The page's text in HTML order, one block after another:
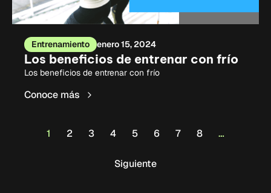
Entrenamiento enero 15, 2024
Los beneficios de entrenar con frío
Los beneficios de entrenar con frío
Conoce más
1 2 3 4 5 6 7 8 …
Siguiente